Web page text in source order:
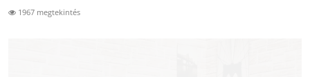
1967 megtekintés